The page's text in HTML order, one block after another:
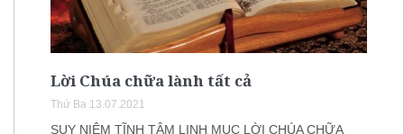
Lời Chúa chữa lành tất cả
Thứ Ba 13.07.2021
SUY NIỆM TĨNH TÂM LINH MỤC LỜI CHÚA CHỮA